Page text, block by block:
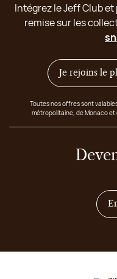
Intégrez le Jeff Club
remise sur les
Je rejoins le
Toutes nos offres sont
métropolitaine, de Monaco et